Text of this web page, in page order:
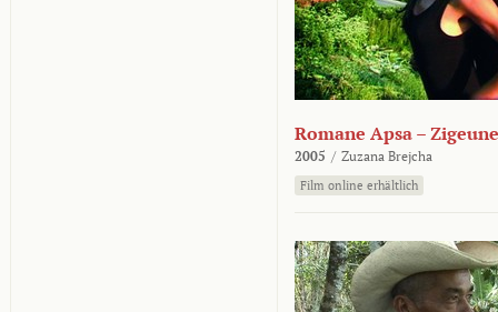
Romane Apsa –
2005 / Zuzana Brejcha
Film online erhältlich